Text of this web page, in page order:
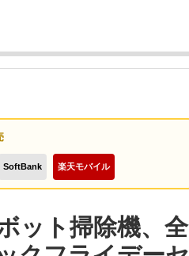
SoftBank 楽天モバイル
ット掃除機、全